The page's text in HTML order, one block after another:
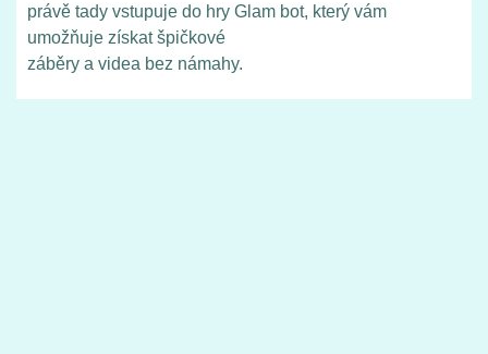
právě tady vstupuje do hry Glam bot, který vám
umožňuje získat špičkové
záběry a videa bez námahy.